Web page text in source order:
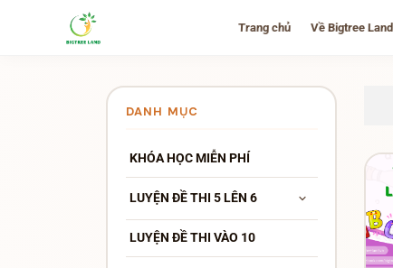
Trang chủ Về Bigtree Land
DANH MỤC
KHÓA HỌC MIỄN PHÍ
LUYỆN ĐỀ THI 5 LÊN 6
LUYỆN ĐỀ THI VÀO 10